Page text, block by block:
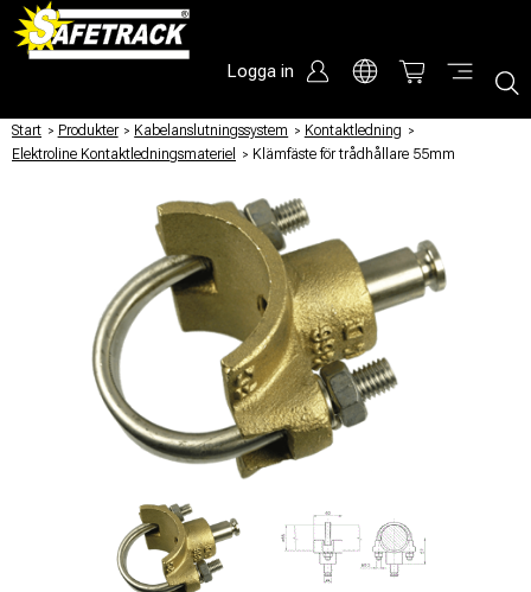
Logga in
Start / Produkter / Kabelanslutningssystem / Kontaktledning /
Elektroline Kontaktledningsmateriel
/ Klämfäste för trådhållare 55mm